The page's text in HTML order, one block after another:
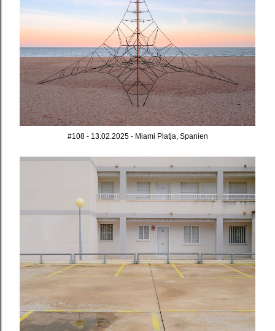
#108 - 13.02.2025 - Miami Platja, Spanien